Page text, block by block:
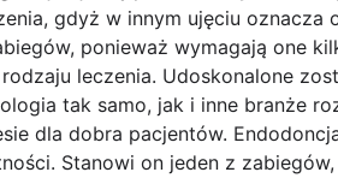
gdyż w innym ujęciu oznacza
ponieważ wymagają one
leczenia. Udoskonalone
tak samo, jak i inne branże
dla dobra pacjentów.
Stanowi on jeden z